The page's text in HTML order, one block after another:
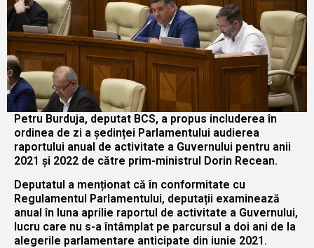
Petru Burduja, deputat BCS, a propus includerea în
ordinea de zi a ședinței Parlamentului audierea
raportului anual de activitate a Guvernului pentru anii
2021 și 2022 de către prim-ministrul Dorin Recean.
Deputatul a menționat că în conformitate cu
Regulamentul Parlamentului, deputații examinează
anual în luna aprilie raportul de activitate a Guvernului,
lucru care nu s-a întâmplat pe parcursul a doi ani de la
alegerile parlamentare anticipate din iunie 2021.